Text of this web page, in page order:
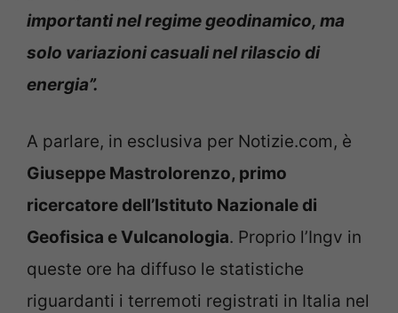
importanti nel regime geodinamico, ma
solo variazioni casuali nel rilascio di
energia”.
A parlare, in esclusiva per Notizie.com, è
Giuseppe Mastrolorenzo, primo
ricercatore dell’Istituto Nazionale di
Geofisica e Vulcanologia. Proprio l’Ingv in
queste ore ha diffuso le statistiche
riguardanti i terremoti registrati in Italia nel